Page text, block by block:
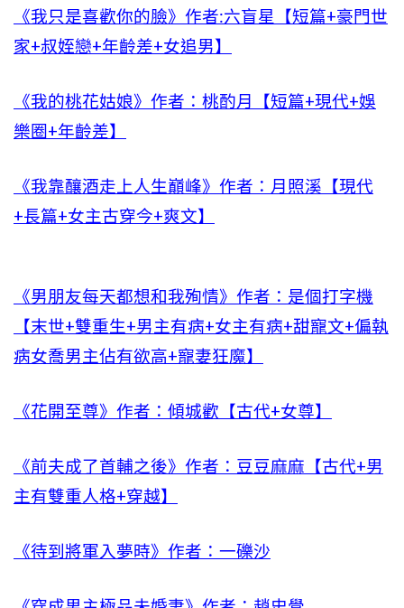
《我只是喜歡你的臉》作者:六盲星【短篇+豪門世
家+叔姪戀+年齡差+女追男】
《我的桃花姑娘》作者：桃酌月【短篇+現代+娛
樂圈+年齡差】
《我靠釀酒走上人生巔峰》作者：月照溪【現代
+長篇+女主古穿今+爽文】
《男朋友每天都想和我殉情》作者：是個打字機
【末世+雙重生+男主有病+女主有病+甜寵文+偏執
病女喬男主佔有欲高+寵妻狂魔】
《花開至尊》作者：傾城歡【古代+女尊】
《前夫成了首輔之後》作者：豆豆麻麻【古代+男
主有雙重人格+穿越】
《待到將軍入夢時》作者：一礫沙